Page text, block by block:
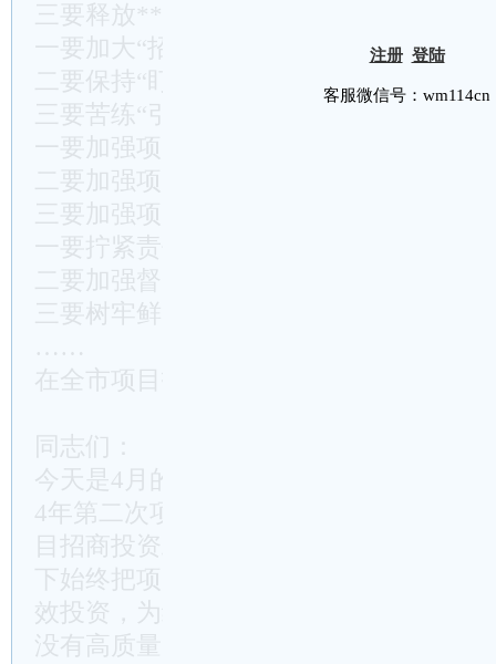
三要释放**综合优势谋划
一要加大“招”的攻势
二要保持“盯”的韧劲
三要苦练“引”的内功
一要加强项目管理
二要加强项目服务
三要加强项目纳统
一要拧紧责任链条
二要加强督办问效
三要树牢鲜明导向
……
在全市项目招商投资调度会上的讲话
同志们：
今天是4月的第一天，我们就以电视电话
4年第二次项目招商投资双月调度，目的
目招商投资工作，分析当前工作中存在
下始终把项目招商投资工作紧紧抓在手
效投资，为经济高质量发展争取主动。
没有高质量的项目就没有高质量的投资
注册 登陆
客服微信号：wm114cn